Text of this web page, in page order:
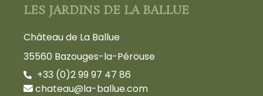
LES JARDINS DE LA BALLUE
Château de La Ballue
35560 Bazouges-la-Pérouse
+33 (0)2 99 97 47 86
chateau@la-ballue.com